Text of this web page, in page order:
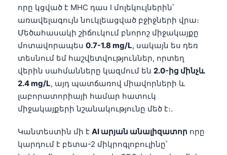
որը կցված է MHC դաս I մոլեկուլներին՝
առավելագույն նուկլեացված բջիջների վրա։
Մեծահասակի շիճուկում բնորոշ միջակայքը
մոտավորապես 0.7-1.8 mg/L, սակայն ես դեռ
տեսնում եմ հաշվետվություններ, որտեղ
վերին սահմանները կազմում են 2.0-ից մինչև
2.4 mg/L, այդ պատճառով միավորների և
լաբորատորիայի համար հատուկ
միջակայքերի նշանակությունը մեծ է։.
Կանտեստին մի է AI արյան անալիզատոր որը
կարդում է բետա-2 միկրոգլոբուլինը՝